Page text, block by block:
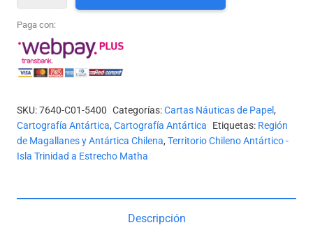
N°
15400
CANAL
-
TERRITORIO
ANTÁRTICO
cantidad
Paga con:
SKU:7640-C01-5400 Categorías:Cartas Náuticas de Papel,
Cartografía Antártica, Cartografía Antártica Etiquetas: Región
de Magallanes y Antártica Chilena, Territorio Chileno Antártico -
Isla Trinidad a Estrecho Matha
Descripción